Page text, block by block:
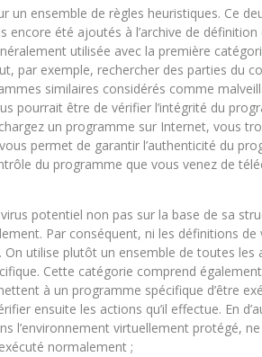
un ensemble de règles heuristiques. Ce
encore été ajoutés à l’archive de
utilisée avec la première
par exemple, rechercher des parties du
similaires considérés comme
pourrait être de vérifier l’intégrité du
un programme sur Internet, vous
permet de garantir l’authenticité du
du programme que vous venez de
potentiel non pas sur la base de sa
Par conséquent, ni les définitions de
utilise plutôt un ensemble de toutes les
Cette catégorie comprend
à un programme spécifique d’être
ensuite les actions qu’il effectue. En
l’environnement virtuellement protégé,
normalement ;